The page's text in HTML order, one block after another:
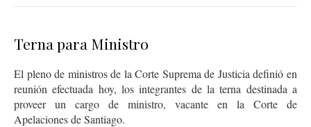
Terna para Ministro
El pleno de ministros de la Corte Suprema de Justicia definió en
reunión efectuada hoy, los integrantes de la terna destinada a
proveer un cargo de ministro, vacante en la Corte de
Apelaciones de Santiago.